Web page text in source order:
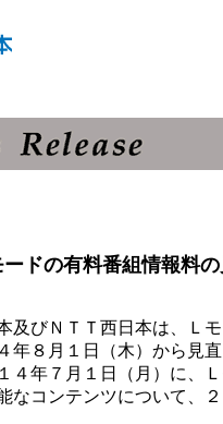
ードの有料番組情報料
及びＮＴＴ西日本は、Ｌ
年８月１日（木）から見直
４年７月１日（月）に、
なコンテンツについて、